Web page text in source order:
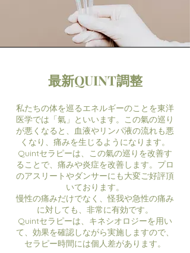
最新QUINT調整
私たちの体を巡るエネルギーのことを東洋
医学では「氣」といいます。この氣の巡り
が悪くなると、血液やリンパ液の流れも悪
くなり、痛みを生じるようになります。
Quintセラピーは、この氣の巡りを改善す
ることで、痛みや炎症を改善します。プロ
のアスリートやダンサーにも大変ご好評頂
いております。
慢性の痛みだけでなく、怪我や急性の痛み
に対しても、非常に有効です。
Quintセラピーは、キネシオロジーを用い
て、効果を確認しながら実施しますので、
セラピー時間には個人差があります。